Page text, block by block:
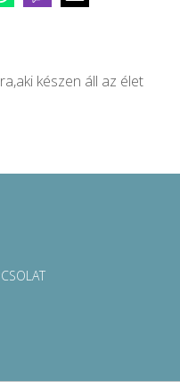
készen áll az élet